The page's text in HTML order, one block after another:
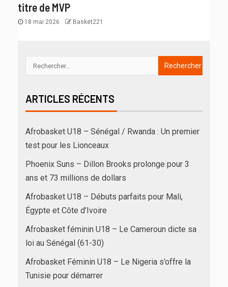
titre de MVP
18 mai 2026 Basket221
ARTICLES RÉCENTS
Afrobasket U18 – Sénégal / Rwanda : Un premier
test pour les Lionceaux
Phoenix Suns – Dillon Brooks prolonge pour 3
ans et 73 millions de dollars
Afrobasket U18 – Débuts parfaits pour Mali,
Égypte et Côte d’Ivoire
Afrobasket féminin U18 – Le Cameroun dicte sa
loi au Sénégal (61-30)
Afrobasket Féminin U18 – Le Nigeria s’offre la
Tunisie pour démarrer